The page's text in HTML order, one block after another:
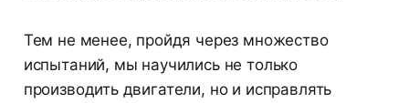
Тем не менее, пройдя через множество
испытаний, мы научились не только
производить двигатели, но и исправлять